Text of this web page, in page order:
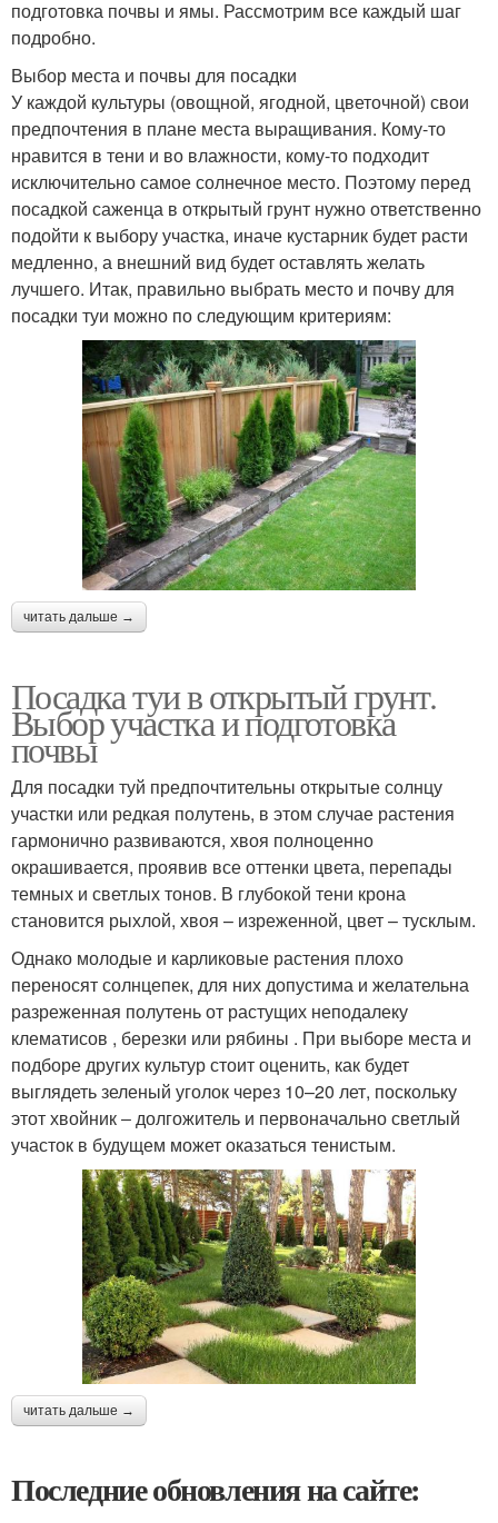
подготовка почвы и ямы. Рассмотрим все каждый шаг
подробно.
Выбор места и почвы для посадки
У каждой культуры (овощной, ягодной, цветочной) свои
предпочтения в плане места выращивания. Кому-то
нравится в тени и во влажности, кому-то подходит
исключительно самое солнечное место. Поэтому перед
посадкой саженца в открытый грунт нужно ответственно
подойти к выбору участка, иначе кустарник будет расти
медленно, а внешний вид будет оставлять желать
лучшего. Итак, правильно выбрать место и почву для
посадки туи можно по следующим критериям:
читать дальше →
Посадка туи в открытый грунт.
Выбор участка и подготовка
почвы
Для посадки туй предпочтительны открытые солнцу
участки или редкая полутень, в этом случае растения
гармонично развиваются, хвоя полноценно
окрашивается, проявив все оттенки цвета, перепады
темных и светлых тонов. В глубокой тени крона
становится рыхлой, хвоя – изреженной, цвет – тусклым.
Однако молодые и карликовые растения плохо
переносят солнцепек, для них допустима и желательна
разреженная полутень от растущих неподалеку
клематисов , березки или рябины . При выборе места и
подборе других культур стоит оценить, как будет
выглядеть зеленый уголок через 10–20 лет, поскольку
этот хвойник ‒ долгожитель и первоначально светлый
участок в будущем может оказаться тенистым.
читать дальше →
Последние обновления на сайте: